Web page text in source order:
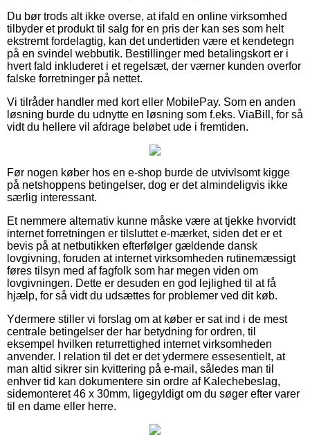
Du bør trods alt ikke overse, at ifald en online virksomhed
tilbyder et produkt til salg for en pris der kan ses som helt
ekstremt fordelagtig, kan det undertiden være et kendetegn
på en svindel webbutik. Bestillinger med betalingskort er i
hvert fald inkluderet i et regelsæt, der værner kunden overfor
falske forretninger på nettet.
Vi tilråder handler med kort eller MobilePay. Som en anden
løsning burde du udnytte en løsning som f.eks. ViaBill, for så
vidt du hellere vil afdrage beløbet ude i fremtiden.
Før nogen køber hos en e-shop burde de utvivlsomt kigge
på netshoppens betingelser, dog er det almindeligvis ikke
særlig interessant.
Et nemmere alternativ kunne måske være at tjekke hvorvidt
internet forretningen er tilsluttet e-mærket, siden det er et
bevis på at netbutikken efterfølger gældende dansk
lovgivning, foruden at internet virksomheden rutinemæssigt
føres tilsyn med af fagfolk som har megen viden om
lovgivningen. Dette er desuden en god lejlighed til at få
hjælp, for så vidt du udsættes for problemer ved dit køb.
Ydermere stiller vi forslag om at køber er sat ind i de mest
centrale betingelser der har betydning for ordren, til
eksempel hvilken returrettighed internet virksomheden
anvender. I relation til det er det ydermere essesentielt, at
man altid sikrer sin kvittering på e-mail, således man til
enhver tid kan dokumentere sin ordre af Kalechebeslag,
sidemonteret 46 x 30mm, ligegyldigt om du søger efter varer
til en dame eller herre.